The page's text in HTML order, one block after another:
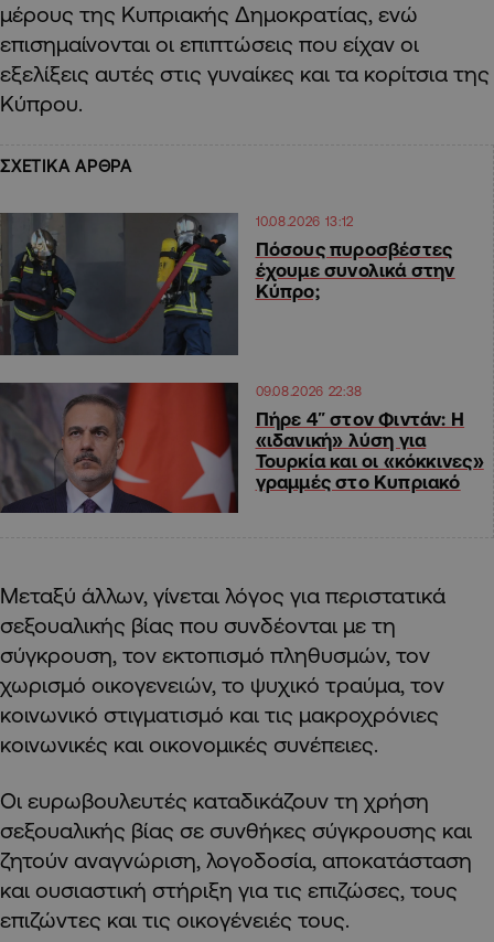
μέρους της Κυπριακής Δημοκρατίας, ενώ
επισημαίνονται οι επιπτώσεις που είχαν οι
εξελίξεις αυτές στις γυναίκες και τα κορίτσια της
Κύπρου.
ΣΧΕΤΙΚΑ ΑΡΘΡΑ
10.08.2026 13:12
Πόσους πυροσβέστες
έχουμε συνολικά στην
Κύπρο;
09.08.2026 22:38
Πήρε 4″ στον Φιντάν: Η
«ιδανική» λύση για
Τουρκία και οι «κόκκινες»
γραμμές στο Κυπριακό
Μεταξύ άλλων, γίνεται λόγος για περιστατικά
σεξουαλικής βίας που συνδέονται με τη
σύγκρουση, τον εκτοπισμό πληθυσμών, τον
χωρισμό οικογενειών, το ψυχικό τραύμα, τον
κοινωνικό στιγματισμό και τις μακροχρόνιες
κοινωνικές και οικονομικές συνέπειες.
Οι ευρωβουλευτές καταδικάζουν τη χρήση
σεξουαλικής βίας σε συνθήκες σύγκρουσης και
ζητούν αναγνώριση, λογοδοσία, αποκατάσταση
και ουσιαστική στήριξη για τις επιζώσες, τους
επιζώντες και τις οικογένειές τους.